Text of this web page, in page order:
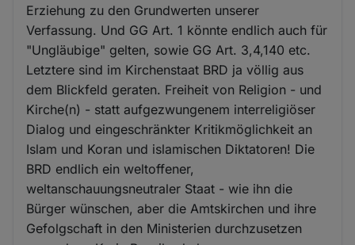
Erziehung zu den Grundwerten unserer
Verfassung. Und GG Art. 1 könnte endlich auch für
"Ungläubige" gelten, sowie GG Art. 3,4,140 etc.
Letztere sind im Kirchenstaat BRD ja völlig aus
dem Blickfeld geraten. Freiheit von Religion - und
Kirche(n) - statt aufgezwungenem interreligiöser
Dialog und eingeschränkter Kritikmöglichkeit an
Islam und Koran und islamischen Diktatoren! Die
BRD endlich ein weltoffener,
weltanschauungsneutraler Staat - wie ihn die
Bürger wünschen, aber die Amtskirchen und ihre
Gefolgschaft in den Ministerien durchzusetzen